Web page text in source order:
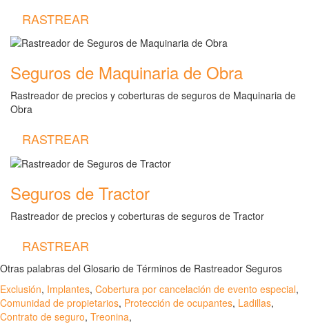
RASTREAR
Seguros de Maquinaria de Obra
Rastreador de precios y coberturas de seguros de Maquinaria de
Obra
RASTREAR
Seguros de Tractor
Rastreador de precios y coberturas de seguros de Tractor
RASTREAR
Otras palabras del Glosario de Términos de Rastreador Seguros
Exclusión, Implantes, Cobertura por cancelación de evento especial,
Comunidad de propietarios, Protección de ocupantes, Ladillas,
Contrato de seguro, Treonina,